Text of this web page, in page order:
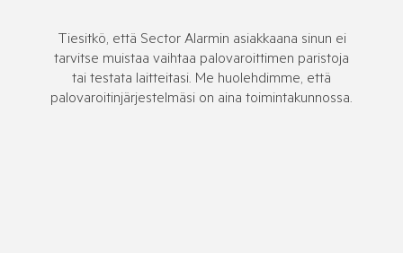
Tiesitkö, että Sector Alarmin asiakkaana sinun ei
tarvitse muistaa vaihtaa palovaroittimen paristoja
tai testata laitteitasi. Me huolehdimme, että
palovaroitinjärjestelmäsi on aina toimintakunnossa.